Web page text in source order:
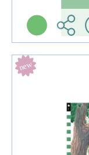
new